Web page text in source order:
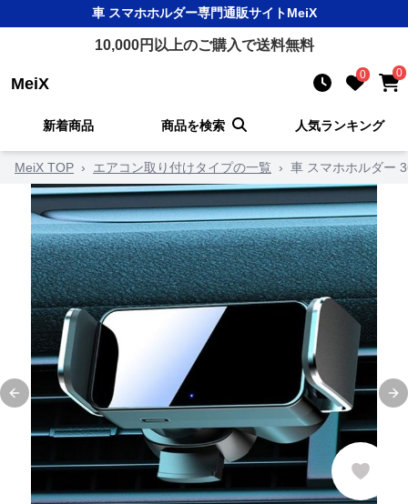
車 スマホホルダー専門通販サイトMeiX
10,000円以上のご購入で送料無料
MeiX 0 0
新着商品 商品を検索 人気ランキング
MeiX TOP › エアコン取り付けタイプの一覧 › 車 スマホホルダー
Previous slide